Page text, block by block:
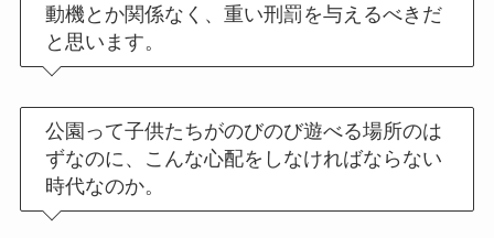
動機とか関係なく、重い刑罰を与えるべきだ
と思います。
公園って子供たちがのびのび遊べる場所のは
ずなのに、こんな心配をしなければならない
時代なのか。